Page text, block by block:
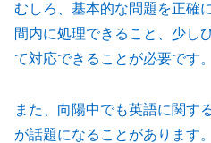
むしろ、基本的な問題を正確
間内に処理できること、少し
て対応できることが必要です。
また、向陽中でも英語に関す
が話題になることがあります。